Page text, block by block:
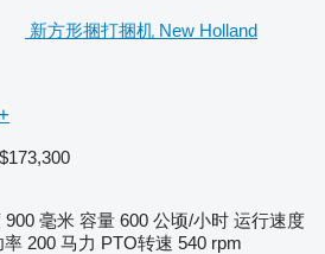
新方形捆打捆机 New Holland
900 毫米 容量 600 公顷/小时 运行速度
率 200 马力 PTO转速 540 rpm